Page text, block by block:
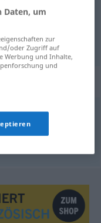
Daten, um
zur
oder Zugriff auf
Werbung und Inhalte,
und